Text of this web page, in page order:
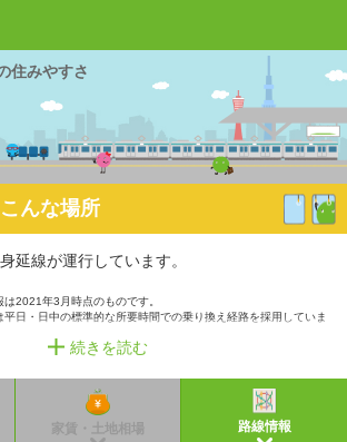
住みやすさ
んな場所
延線が運行しています。
2021年3月時点のものです。
日・日中の標準的な所要時間での乗り換え経路を採用していま
続きを読む
家賃・土地相場 路線情報